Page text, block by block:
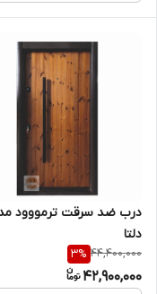
درب ضد سرقت ترمووود
دلتا
44,400,000
3%
42,900,000